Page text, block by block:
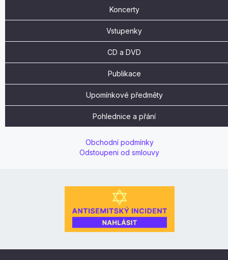
Koncerty
Vstupenky
CD a DVD
Publikace
Upomínkové předměty
Pohlednice a přání
Obchodní podmínky
Odstoupeni od smlouvy